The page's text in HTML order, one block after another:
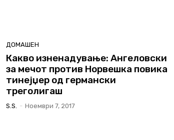
ДОМАШЕН
Какво изненадување: Ангеловски
за мечот против Норвешка повика
тинејџер од германски
треголигаш
S.s. - Ноември 7, 2017